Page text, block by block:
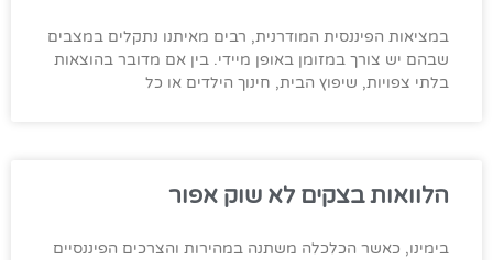
במציאות הפיננסית המודרנית, רבים מאיתנו נתקלים במצבים
שבהם יש צורך במזומן באופן מיידי. בין אם מדובר בהוצאות
בלתי צפויות, שיפוץ הבית, חינוך הילדים או כל
הלוואות בצקים לא שוק אפור
בימינו, כאשר הכלכלה משתנה במהירות והצרכים הפיננסיים